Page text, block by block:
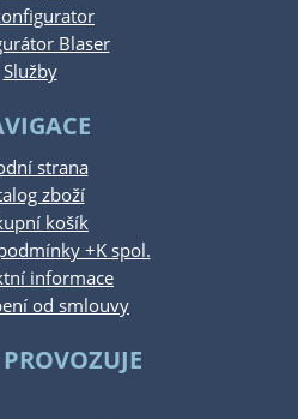
Blaser
Služby
strana
zboží
košík
+K spol.
informace
od smlouvy